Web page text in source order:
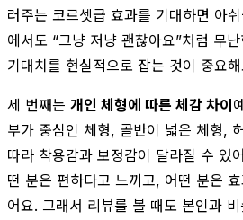
러주는 코르셋급 효과를 기대하면 아
에서도 “그냥 저냥 괜찮아요”처럼 무
기대치를 현실적으로 잡는 것이 중요
세 번째는 개인 체형에 따른 체감 차이
부가 중심인 체형, 골반이 넓은 체형,
따라 착용감과 보정감이 달라질 수 있
떤 분은 편하다고 느끼고, 어떤 분은
어요. 그래서 리뷰를 볼 때도 본인과